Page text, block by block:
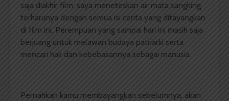
saja diakhir film, saya meneteskan air mata sangking
terharunya dengan semua isi cerita yang ditayangkan
di film ini. Perempuan yang sampai hari ini masih saja
berjuang untuk melawan budaya patriarki serta
mencari hak dan kebebasannya sebagai manusia.
Pernahkan kamu membayangkan sebelumnya, akan